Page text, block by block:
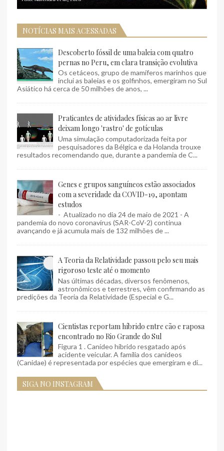
NOTÍCIAS MAIS ACESSADAS
Descoberto fóssil de uma baleia com quatro
pernas no Peru, em clara transição evolutiva
Os cetáceos, grupo de mamíferos marinhos que
inclui as baleias e os golfinhos, emergiram no Sul
Asiático há cerca de 50 milhões de anos, ...
Praticantes de atividades físicas ao ar livre
deixam longo 'rastro' de gotículas
Uma simulação computadorizada feita por
pesquisadores da Bélgica e da Holanda trouxe
resultados recomendando que, durante a pandemia de C...
Genes e grupos sanguíneos estão associados
com a severidade da COVID-19, apontam
estudos
- Atualizado no dia 24 de maio de 2021 - A
pandemia do novo coronavírus (SAR-CoV-2) continua
avançando e já acumula mais de 132 milhões de ...
A Teoria da Relatividade passou pelo seu mais
rigoroso teste até o momento
Nas últimas décadas, diversos fenômenos,
astronômicos e terrestres, vêm confirmando as
predições da Teoria da Relatividade (Especial e G...
Cientistas reportam híbrido entre cão e raposa
encontrado no Rio Grande do Sul
Figura 1 . Canídeo híbrido resgatado após
acidente veicular. A família dos canídeos
(Canidae) é representada por espécies que emergiram e di...
SIGA NO INSTAGRAM